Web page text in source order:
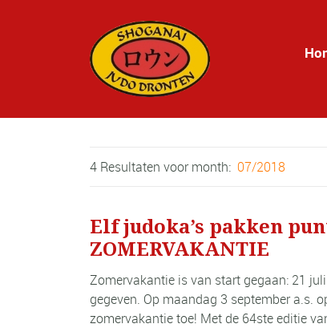
4 Resultaten voormonth: 07/2018
Elf judoka’s pakken
ZOMERVAKANTIE
Zomervakantie is van start gegaan: 21
gegeven. Op maandag 3 september a.s.
zomervakantie toe! Met de 64ste editie